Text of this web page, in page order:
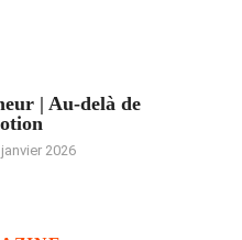
| Au-delà de
2026